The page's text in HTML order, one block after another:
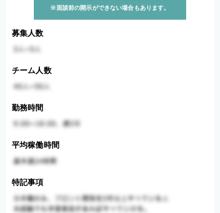
※面談前の開示ができない場合もあります。
募集人数
チーム人数
勤務時間
平均稼働時間
特記事項